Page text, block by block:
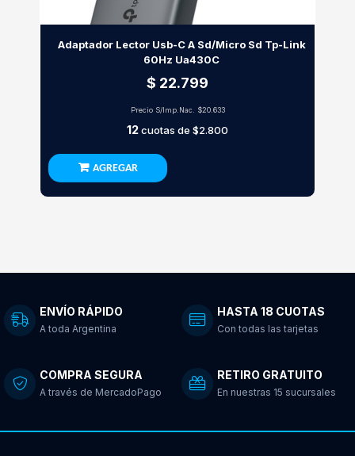
Adaptador Lector Usb-C A Sd/Micro Sd Tp-Link
60Hz Ua430C
$ 22.799
Precio S/Imp.Nac. $20.633
12cuotas de $2.800
AGREGAR
ENVÍO RÁPIDO
A toda Argentina
HASTA 18 CUOTAS
Con todas las tarjetas
COMPRA SEGURA
A través de MercadoPago
RETIRO GRATUITO
En nuestras 15 sucursales